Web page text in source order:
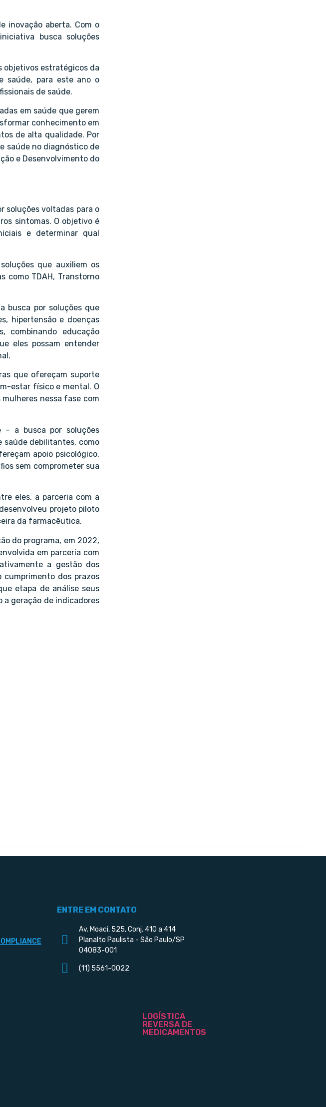
inovação aberta. Com o
busca soluções
objetivos estratégicos da
saúde, para este ano o
de saúde.
em saúde que gerem
conhecimento em
de alta qualidade. Por
saúde no diagnóstico de
e Desenvolvimento do
soluções voltadas para o
sintomas. O objetivo é
e determinar qual
que auxiliem os
como TDAH, Transtorno
busca por soluções que
hipertensão e doenças
combinando educação
eles possam entender
que ofereçam suporte
estar físico e mental. O
nessa fase com
– a busca por soluções
saúde debilitantes, como
apoio psicológico,
sem comprometer sua
eles, a parceria com a
projeto piloto
da farmacêutica.
do programa, em 2022,
em parceria com
a gestão dos
dos prazos
etapa de análise seus
a geração de indicadores
ENTRE EM CONTATO
Av. Moaci, 525, Conj. 410 a 414
Planalto Paulista - São Paulo/SP
04083-001
(11) 5561-0022
LOGÍSTICA
REVERSA DE
MEDICAMENTOS